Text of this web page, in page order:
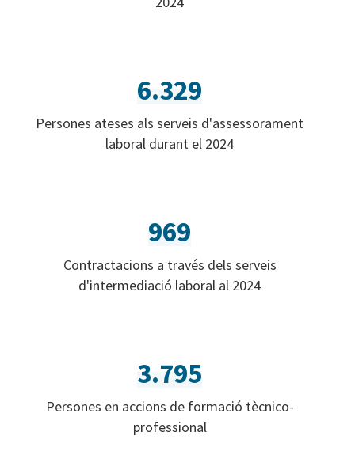
6.329
Persones ateses als serveis d'assessorament
laboral durant el 2024
969
Contractacions a través dels serveis
d'intermediació laboral al 2024
3.795
Persones en accions de formació tècnico-
professional